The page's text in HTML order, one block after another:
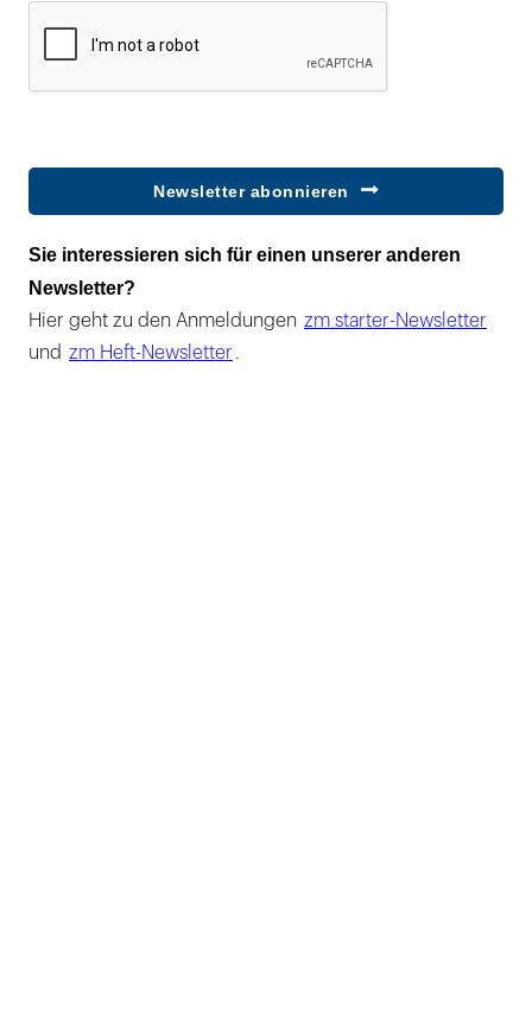
Newsletter abonnieren
Sie interessieren sich für einen unserer anderen
Newsletter?
Hier geht zu den Anmeldungen zm starter-Newsletter
und zm Heft-Newsletter .